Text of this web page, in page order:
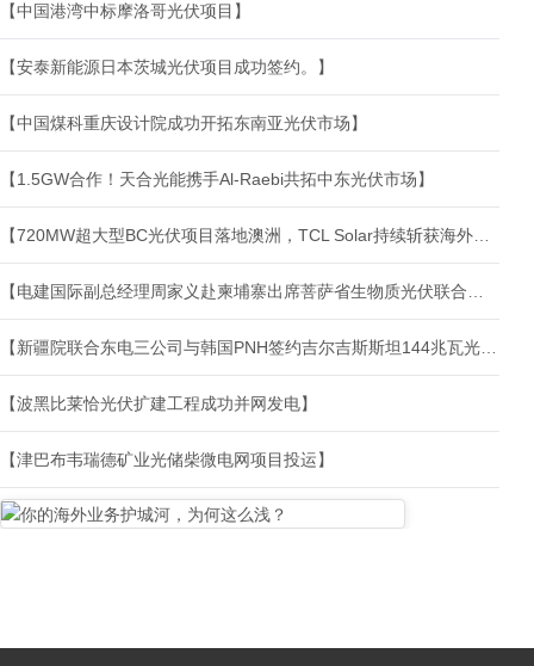
【中国港湾中标摩洛哥光伏项目】
【安泰新能源日本茨城光伏项目成功签约。】
【中国煤科重庆设计院成功开拓东南亚光伏市场】
【1.5GW合作！天合光能携手Al-Raebi共拓中东光伏市场】
【波黑比莱恰光伏扩建工程成功并网发电】
【津巴布韦瑞德矿业光储柴微电网项目投运】